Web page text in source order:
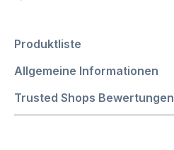
Produktliste
Allgemeine Informationen
Trusted Shops Bewertungen